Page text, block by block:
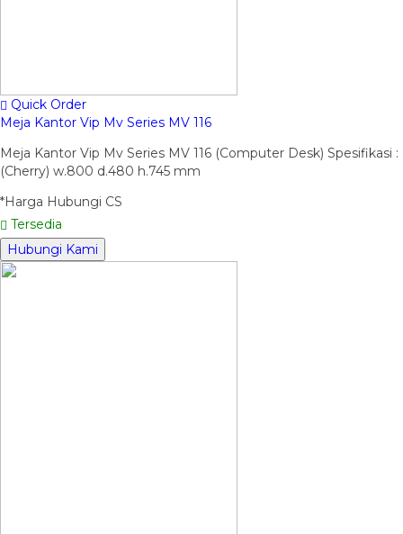
Quick Order
Meja Kantor Vip Mv Series MV 116
Meja Kantor Vip Mv Series MV 116 (Computer Desk) Spesifikasi :
(Cherry) w.800 d.480 h.745 mm
*Harga Hubungi CS
Tersedia
Hubungi Kami